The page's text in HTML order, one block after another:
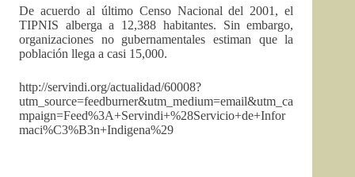
De acuerdo al último Censo Nacional del 2001, el
TIPNIS alberga a 12,388 habitantes. Sin embargo,
organizaciones no gubernamentales estiman que la
población llega a casi 15,000.
http://servindi.org/actualidad/60008?
utm_source=feedburner&utm_medium=email&utm_ca
mpaign=Feed%3A+Servindi+%28Servicio+de+Infor
maci%C3%B3n+Indigena%29